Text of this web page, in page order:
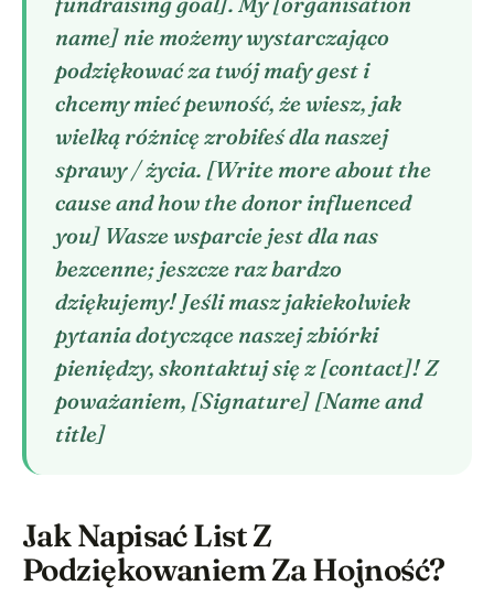
name] nie możemy wystarczająco
podziękować za twój mały gest i
chcemy mieć pewność, że wiesz, jak
wielką różnicę zrobiłeś dla naszej
sprawy / życia. [Write more about the
cause and how the donor influenced
you] Wasze wsparcie jest dla nas
bezcenne; jeszcze raz bardzo
dziękujemy! Jeśli masz jakiekolwiek
pytania dotyczące naszej zbiórki
pieniędzy, skontaktuj się z [contact]! Z
poważaniem, [Signature] [Name and
title]
Jak Napisać List Z
Podziękowaniem Za Hojność?